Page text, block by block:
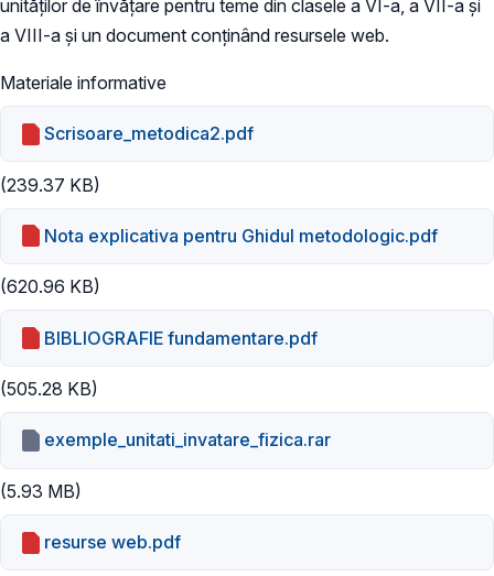
unităţilor de învăţare pentru teme din clasele a VI-a, a VII-a şi
a VIII-a şi un document conţinând resursele web.
Materiale informative
Scrisoare_metodica2.pdf
(239.37 KB)
Nota explicativa pentru Ghidul metodologic.pdf
(620.96 KB)
BIBLIOGRAFIE fundamentare.pdf
(505.28 KB)
exemple_unitati_invatare_fizica.rar
(5.93 MB)
resurse web.pdf